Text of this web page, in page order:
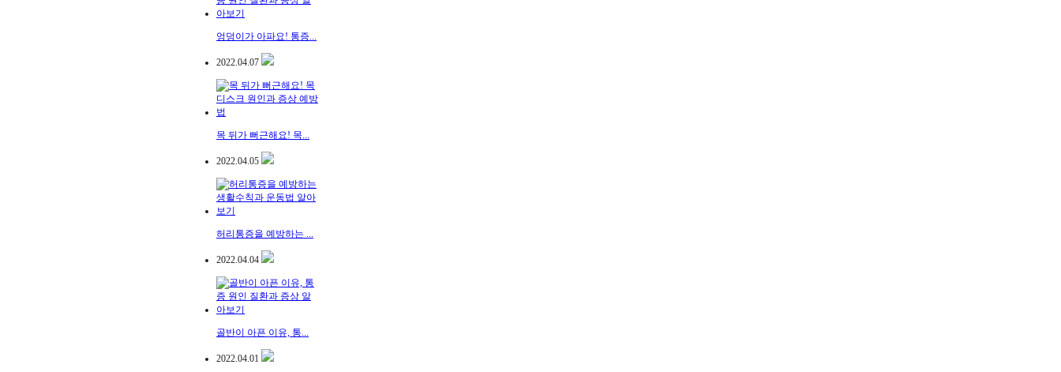
엉덩이가 아파요! 통증...
2022.04.07
목 뒤가 뻐근해요! 목...
2022.04.05
허리통증을 예방하는 ...
2022.04.04
골반이 아픈 이유, 통...
2022.04.01